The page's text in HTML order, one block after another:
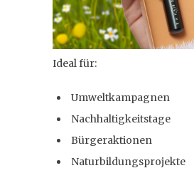
Ideal für:
Umweltkampagnen
Nachhaltigkeitstage
Bürgeraktionen
Naturbildungsprojekte